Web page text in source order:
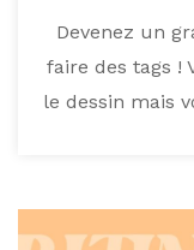
Devenez un
faire des tags !
le dessin mais